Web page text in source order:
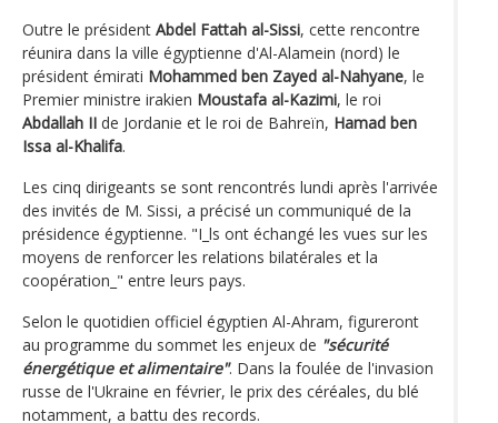
Outre le président Abdel Fattah al-Sissi, cette rencontre
réunira dans la ville égyptienne d'Al-Alamein (nord) le
président émirati Mohammed ben Zayed al-Nahyane, le
Premier ministre irakien Moustafa al-Kazimi, le roi
Abdallah II de Jordanie et le roi de Bahreïn, Hamad ben
Issa al-Khalifa.
Les cinq dirigeants se sont rencontrés lundi après l'arrivée
des invités de M. Sissi, a précisé un communiqué de la
présidence égyptienne. "I_ls ont échangé les vues sur les
moyens de renforcer les relations bilatérales et la
coopération_" entre leurs pays.
Selon le quotidien officiel égyptien Al-Ahram, figureront
au programme du sommet les enjeux de "sécurité
énergétique et alimentaire". Dans la foulée de l'invasion
russe de l'Ukraine en février, le prix des céréales, du blé
notamment, a battu des records.